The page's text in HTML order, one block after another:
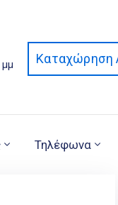
Καταχώρηση
Τηλέφωνα